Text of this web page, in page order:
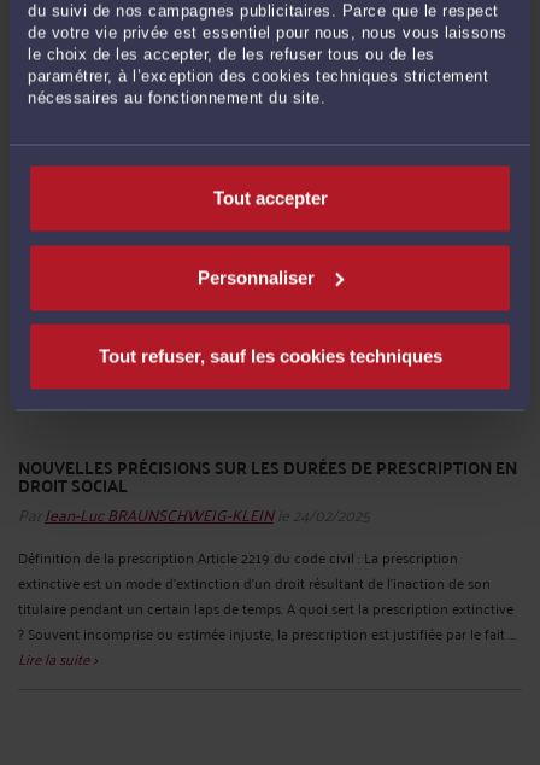
du suivi de nos campagnes publicitaires. Parce que le respect
de votre vie privée est essentiel pour nous, nous vous laissons
le choix de les accepter, de les refuser tous ou de les
paramétrer, à l’exception des cookies techniques strictement
nécessaires au fonctionnement du site.
Tout accepter
Personnaliser
Tout refuser, sauf les cookies techniques
ENIÈME PROJET DE LOI SUR L’EMPLOI DES SENIORS
ParJean-Luc BRAUNSCHWEIG-KLEINle 12/05/2025
La France mauvaise élève ? Selon la ministre du travail, Mme Panosyan-Bouvet,
il y a un décrochage très net à partir de 61 ans ». Taux d’emploi et d’activité des
seniors En France en 2023, ...Lire la suite >
NOUVELLES PRÉCISIONS SUR LES DURÉES DE PRESCRIPTION EN
DROIT SOCIAL
Par Jean-Luc BRAUNSCHWEIG-KLEINle 24/02/2025
Définition de la prescription Article 2219 du code civil : La prescription
extinctive est un mode d'extinction d'un droit résultant de l'inaction de son
titulaire pendant un certain laps de temps. A quoi sert la prescription extinctive
? Souvent incomprise ou estimée injuste, la prescription est justifiée par le fait ...
Lire la suite >